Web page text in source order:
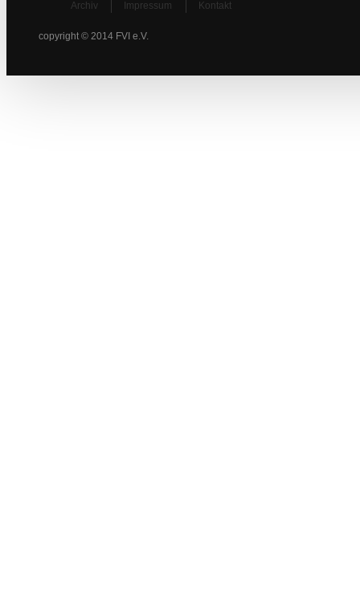
Archiv Impressum Kontakt
copyright © 2014 FVI e.V.